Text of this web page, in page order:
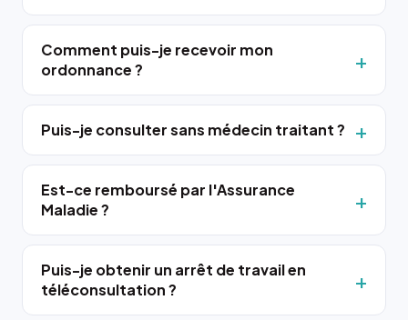
Comment puis-je recevoir mon
ordonnance ?
Puis-je consulter sans médecin traitant ?
Est-ce remboursé par l'Assurance
Maladie ?
Puis-je obtenir un arrêt de travail en
téléconsultation ?